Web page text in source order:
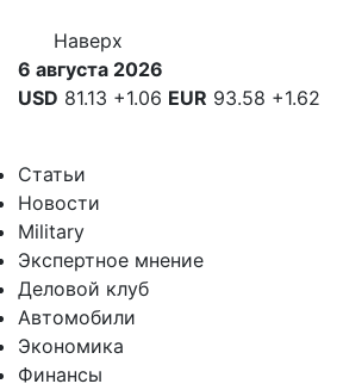
Наверх
6 августа 2026
USD 81.13 +1.06 EUR 93.58 +1.62
Статьи
Новости
Military
Экспертное мнение
Деловой клуб
Автомобили
Экономика
Финансы